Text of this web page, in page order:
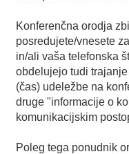
Konferenčna orodja
posredujete/vnesete
in/ali vaša telefonska
obdelujejo tudi
(čas) udeležbe na
druge "informacije o
komunikacijskim
Poleg tega ponudnik